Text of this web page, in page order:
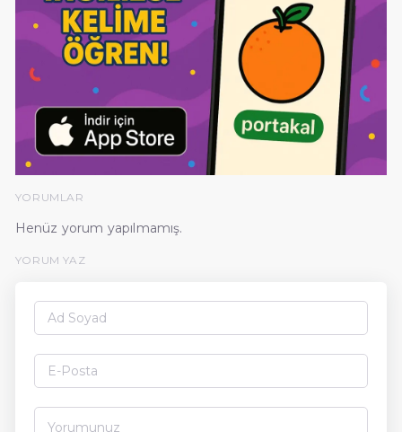
YORUMLAR
Henüz yorum yapılmamış.
YORUM YAZ